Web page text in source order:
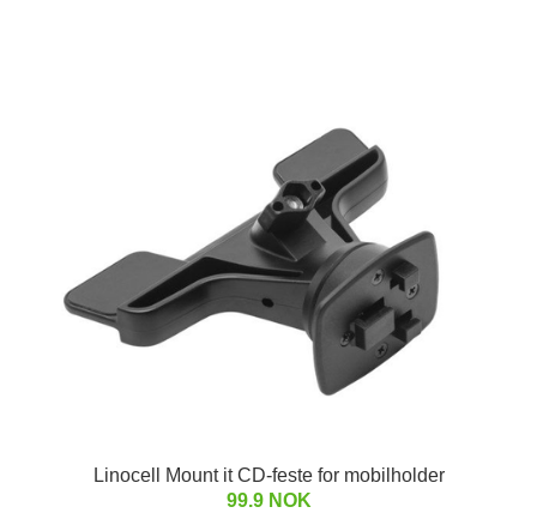
Linocell Mount it CD-feste for mobilholder
99.9 NOK